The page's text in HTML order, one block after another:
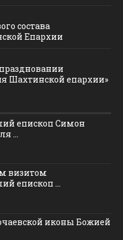
состава
Епархии
Шахтинской епархии»
епископ Симон
...
визитом
епископ ...
иконы Божией